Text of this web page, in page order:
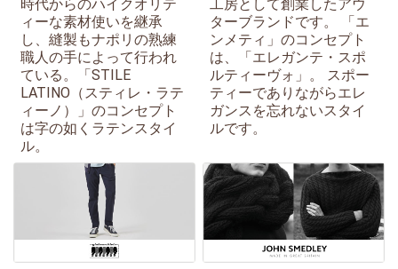
時代からのハイクオリテ
ィーな素材使いを継承
し、縫製もナポリの熟練
職人の手によって行われ
ている。「STILE
LATINO（スティレ・ラテ
ィーノ）」のコンセプト
は字の如くラテンスタイ
ル。
工房として創業したアウ
ターブランドです。 「エ
ンメティ」のコンセプト
は、「エレガンテ・スポ
ルティーヴォ」。 スポー
ティーでありながらエレ
ガンスを忘れないスタイ
ルです。